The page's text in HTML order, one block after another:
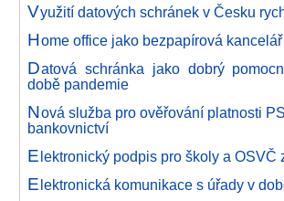
Využití datových schránek v Česku
Home office jako bezpapírová kancelář
Datová schránka jako dobrý
době pandemie
Nová služba pro ověřování platnosti
bankovnictví
Elektronický podpis pro školy a OSVČ
Elektronická komunikace s úřady v